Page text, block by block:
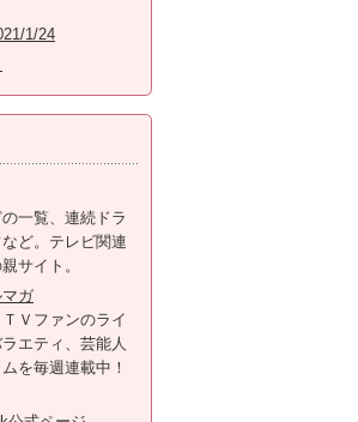
1/24
一覧、連続ドラ
ど。テレビ関連
サイト。
ガ
Ｖファンのライ
エティ、芸能人
を毎週連載中！